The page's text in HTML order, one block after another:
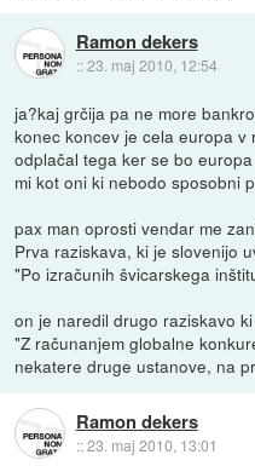
Ramon dekers
::23. maj 2010, 12:54
ja?kaj grčija pa ne more
konec koncev je cela europa v
odplačal tega ker se bo
mi kot oni ki nebodo sposobni
pax man oprosti vendar me
Prva raziskava, ki je slovenijo
"Po izračunih švicarskega
on je naredil drugo raziskavo
"Z računanjem globalne
nekatere druge ustanove, na
Ramon dekers
::23. maj 2010, 13:01